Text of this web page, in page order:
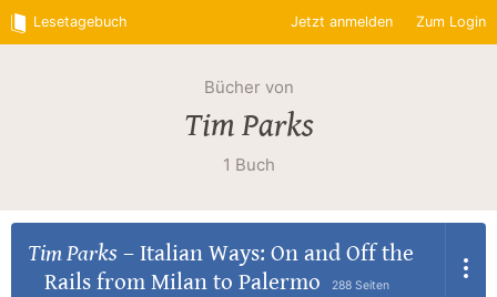
Lesetagebuch Jetzt anmelden Zum Login
Bücher von
Tim Parks
1 Buch
Tim Parks – Italian Ways: On and Off the
Rails from Milan to Palermo
288 Seiten